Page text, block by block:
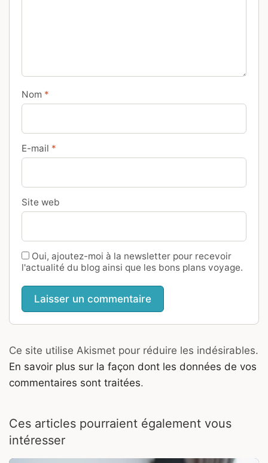
Nom *
E-mail *
Site web
Oui, ajoutez-moi à la newsletter pour recevoir
l'actualité du blog ainsi que les bons plans voyage.
Ce site utilise Akismet pour réduire les indésirables.
En savoir plus sur la façon dont les données de vos
commentaires sont traitées.
Ces articles pourraient également vous
intéresser